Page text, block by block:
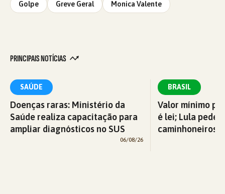
Golpe Greve Geral Monica Valente
PRINCIPAIS NOTÍCIAS
SAÚDE
Doenças raras: Ministério da
Saúde realiza capacitação para
ampliar diagnósticos no SUS
06/08/26
BRASIL
Valor mínimo
é lei; Lula pede
caminhoneiros